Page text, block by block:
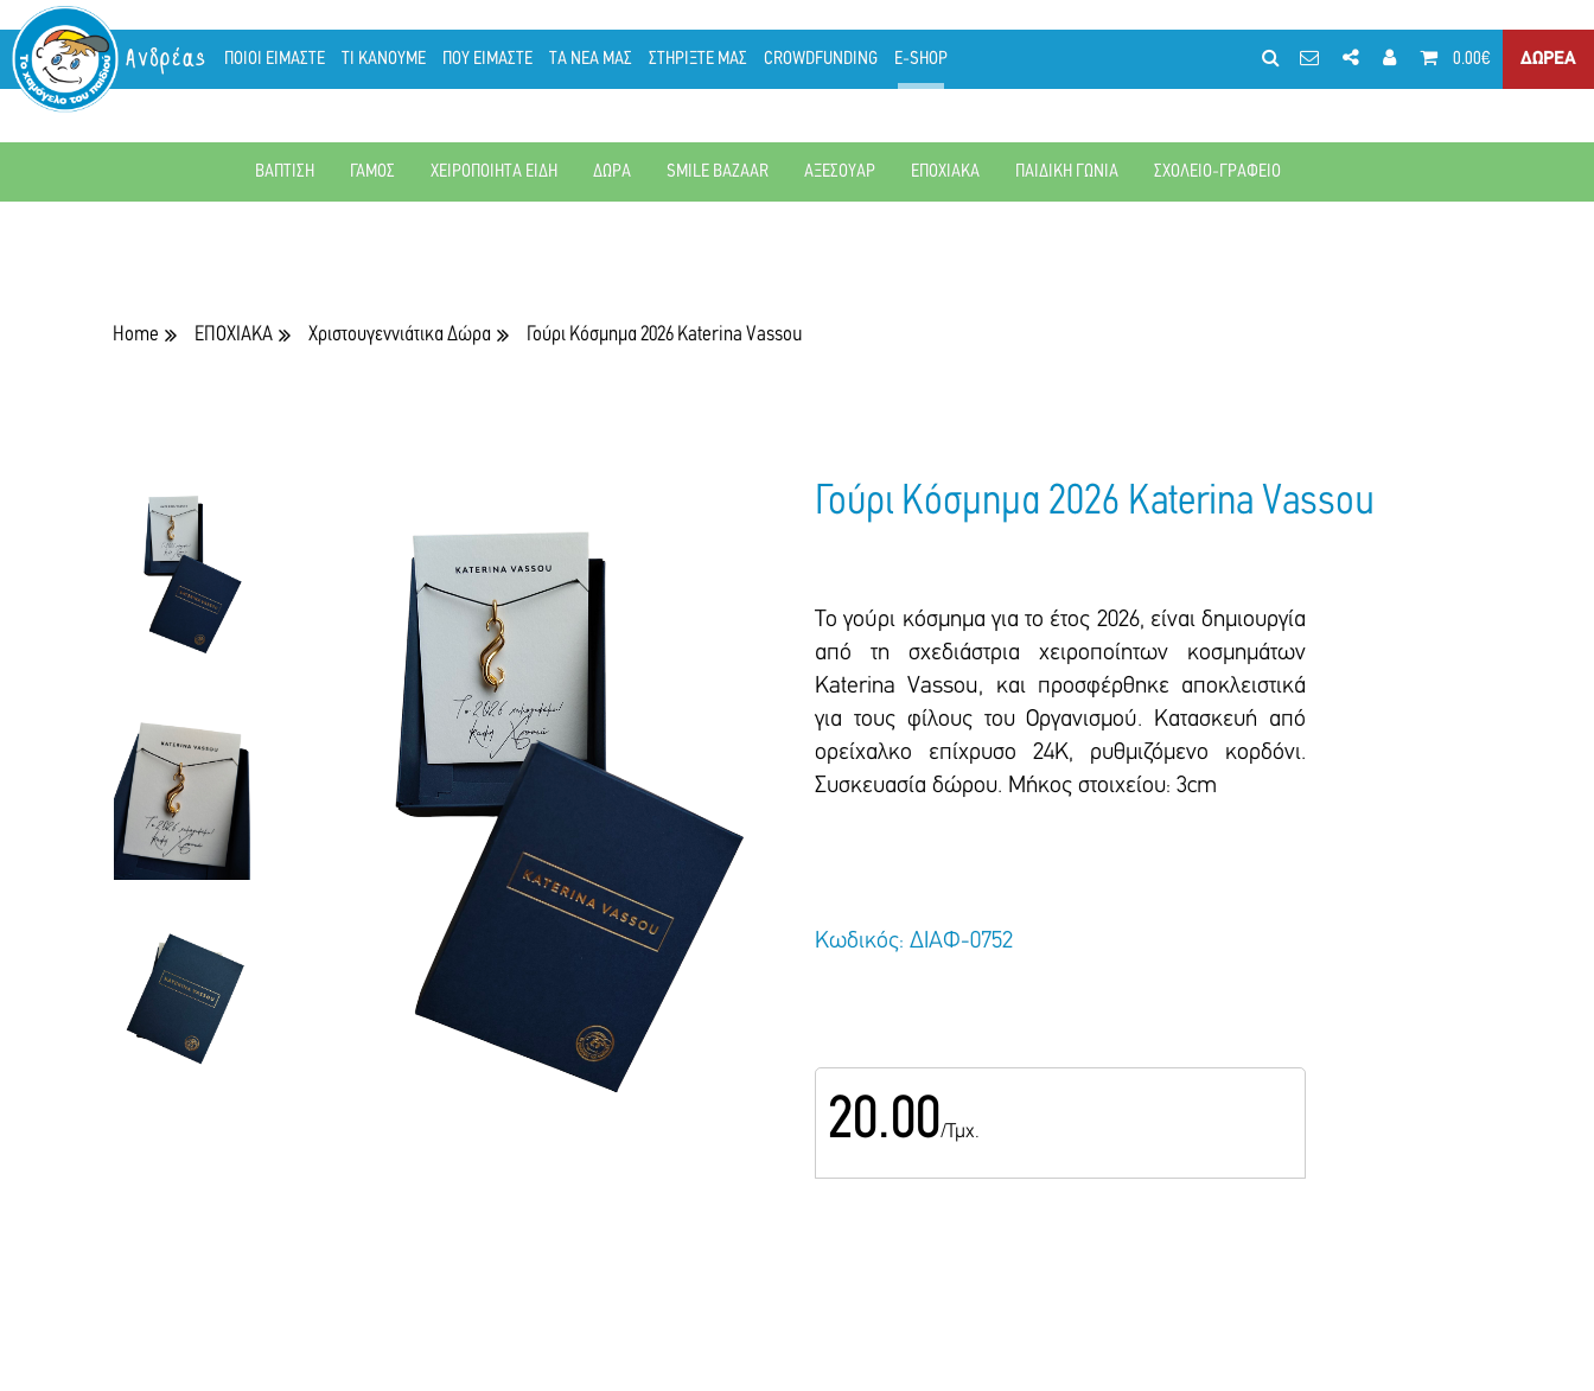
Ανδρέας ΠΟΙΟΙ ΕΙΜΑΣΤΕ ΤΙ ΚΑΝΟΥΜΕ ΠΟΥ ΕΙΜΑΣΤΕ ΤΑ ΝΕΑ ΜΑΣ ΣΤΗΡΙΞΤΕ ΜΑΣ CROWDFUNDING E-SHOP 0.00€ ΔΩΡΕΑ
ΒΑΠΤΙΣΗ ΓΑΜΟΣ ΧΕΙΡΟΠΟΙΗΤΑ ΕΙΔΗ ΔΩΡΑ SMILE BAZAAR ΑΞΕΣΟΥΑΡ ΕΠΟΧΙΑΚΑ ΠΑΙΔΙΚΗ ΓΩΝΙΑ ΣΧΟΛΕΙΟ-ΓΡΑΦΕΙΟ
Home ΕΠΟΧΙΑΚΑ Χριστουγεννιάτικα Δώρα Γούρι Κόσμημα 2026 Katerina Vassou
Γούρι Κόσμημα 2026 Katerina Vassou
Το γούρι κόσμημα για το έτος 2026, είναι δημιουργία
από τη σχεδιάστρια χειροποίητων κοσμημάτων
Katerina Vassou, και προσφέρθηκε αποκλειστικά
για τους φίλους του Οργανισμού. Κατασκευή από
ορείχαλκο επίχρυσο 24K, ρυθμιζόμενο κορδόνι.
Συσκευασία δώρου. Μήκος στοιχείου: 3cm
Κωδικός: ΔΙΑΦ-0752
20.00/Τμχ.